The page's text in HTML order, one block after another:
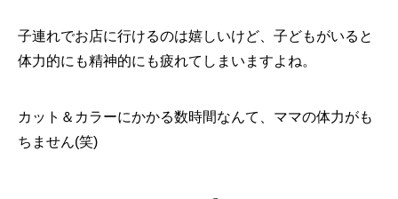
子連れでお店に行けるのは嬉しいけど、子どもがいると
体力的にも精神的にも疲れてしまいますよね。
カット＆カラーにかかる数時間なんて、ママの体力がも
ちません(笑)